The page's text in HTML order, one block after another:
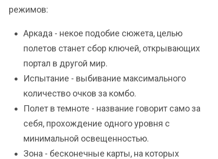
режимов:
Аркада - некое подобие сюжета, целью
полетов станет сбор ключей, открывающих
портал в другой мир.
Испытание - выбивание максимального
количество очков за комбо.
Полет в темноте - название говорит само за
себя, прохождение одного уровня с
минимальной освещенностью.
Зона - бесконечные карты, на которых